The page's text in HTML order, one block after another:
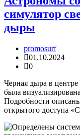
симулятор
дыры
promosurf
01.10.2024
0
Черная дыра в
была
Подробности
открытого доступа